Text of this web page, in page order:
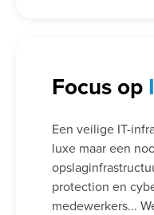
Focus op
Een veilige IT-
luxe maar een
protection en
medewerkers...